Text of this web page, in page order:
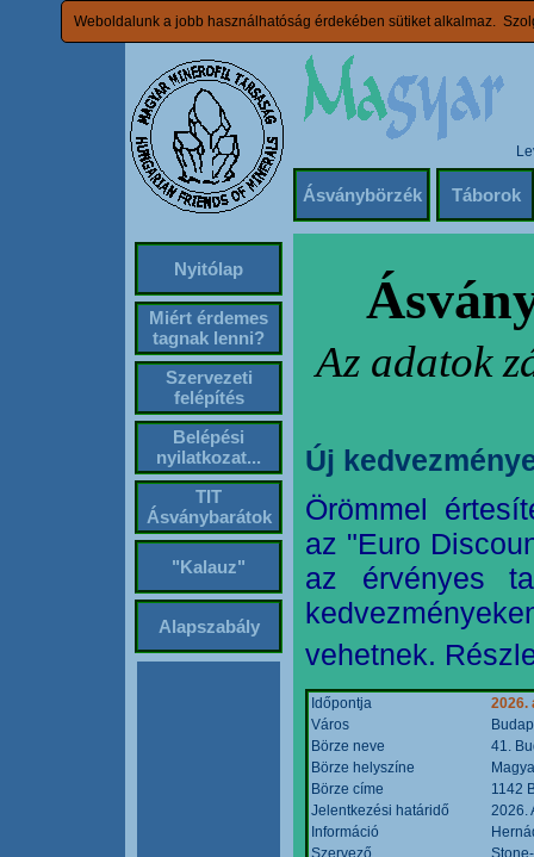
Weboldalunk a jobb használhatóság érdekében sütiket alkalmaz.
Ásványbörzék Táborok
Nyitólap
Miért érdemes
tagnak lenni?
Szervezeti
felépítés
Belépési
nyilatkozat...
TIT
Ásványbarátok
"Kalauz"
Alapszabály
Az adatok
Új
Örömmel
az "Euro
az érvényes
vehetnek.
Időpontja
2026.
Város
Börze neve
41.
Börze helyszíne
Börze címe
1142
Jelentkezési határidő
2026.
Információ
Szervező